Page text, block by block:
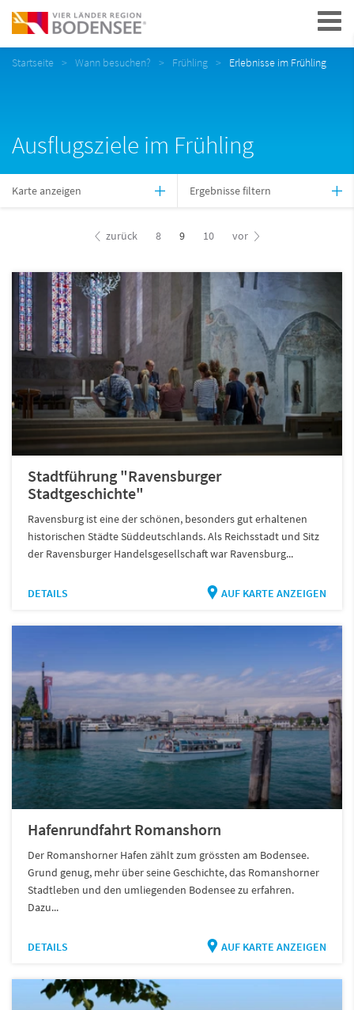
Navigation
Startseite Wann besuchen? Frühling Erlebnisse im Frühling
Ausflugsziele im Frühling
Karte anzeigen Ergebnisse filtern
zurück 8 9 10 vor
Stadtführung "Ravensburger
Stadtgeschichte"
Ravensburg ist eine der schönen, besonders gut erhaltenen
historischen Städte Süddeutschlands. Als Reichsstadt und Sitz
der Ravensburger Handelsgesellschaft war Ravensburg...
DETAILS AUF KARTE ANZEIGEN
Hafenrundfahrt Romanshorn
Der Romanshorner Hafen zählt zum grössten am Bodensee.
Grund genug, mehr über seine Geschichte, das Romanshorner
Stadtleben und den umliegenden Bodensee zu erfahren.
Dazu...
DETAILS AUF KARTE ANZEIGEN